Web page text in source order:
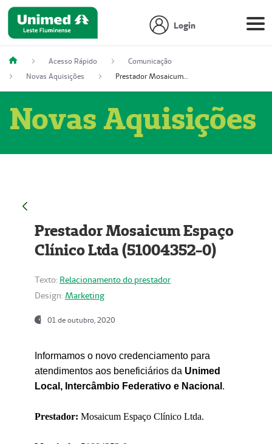
Login
Acesso Rápido
Comunicação
Novas Aquisições
Prestador Mosaicum Espaço Clínico Ltda (51004352-0)
Novas Aquisições
Prestador Mosaicum Espaço
Clínico Ltda (51004352-0)
Texto: Relacionamento do prestador
Design: Marketing
01 de outubro, 2020
Informamos o novo credenciamento para
atendimentos aos beneficiários da Unimed
Local, Intercâmbio Federativo e Nacional .
Prestador: Mosaicum Espaço Clínico Ltda.